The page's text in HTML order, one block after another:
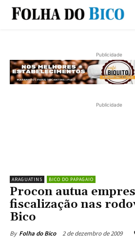
Publicidade
Publicidade
ARAGUATINS BICO DO PAPAGAIO
Procon autua
fiscalização nas
Bico
By Folha do Bico 2 de dezembro de 2009